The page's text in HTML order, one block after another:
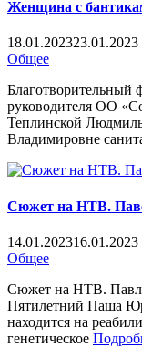
Женщина с
18.01.202323.01.2023
Общее
Благотворительный
руководителя ОО
Теплинской
Владимировне
Сюжет на НТВ.
14.01.202316.01.2023
Общее
Сюжет на НТВ.
Пятилетний Паша
находится на
генетическое